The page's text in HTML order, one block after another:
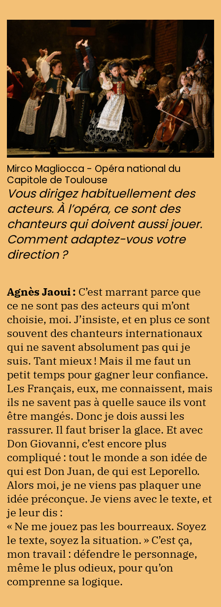
Vous dirigez habituellement des
acteurs. À l’opéra, ce sont des
chanteurs qui doivent aussi jouer.
Comment adaptez-vous votre
direction ?
Agnès Jaoui : C’est marrant parce que
ce ne sont pas des acteurs qui m’ont
choisie, moi. J’insiste, et en plus ce sont
souvent des chanteurs internationaux
qui ne savent absolument pas qui je
suis. Tant mieux ! Mais il me faut un
petit temps pour gagner leur confiance.
Les Français, eux, me connaissent, mais
ils ne savent pas à quelle sauce ils vont
être mangés. Donc je dois aussi les
rassurer. Il faut briser la glace. Et avec
Don Giovanni, c’est encore plus
compliqué : tout le monde a son idée de
qui est Don Juan, de qui est Leporello.
Alors moi, je ne viens pas plaquer une
idée préconçue. Je viens avec le texte, et
je leur dis :
« Ne me jouez pas les bourreaux. Soyez
le texte, soyez la situation. » C’est ça,
mon travail : défendre le personnage,
même le plus odieux, pour qu’on
comprenne sa logique.
Mirco Magliocca - Opéra national du
Capitole de Toulouse